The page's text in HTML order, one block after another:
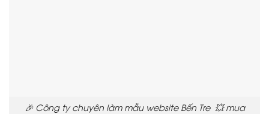
🎉 Công ty chuyên làm mẫu website Bến Tre 💥 mua